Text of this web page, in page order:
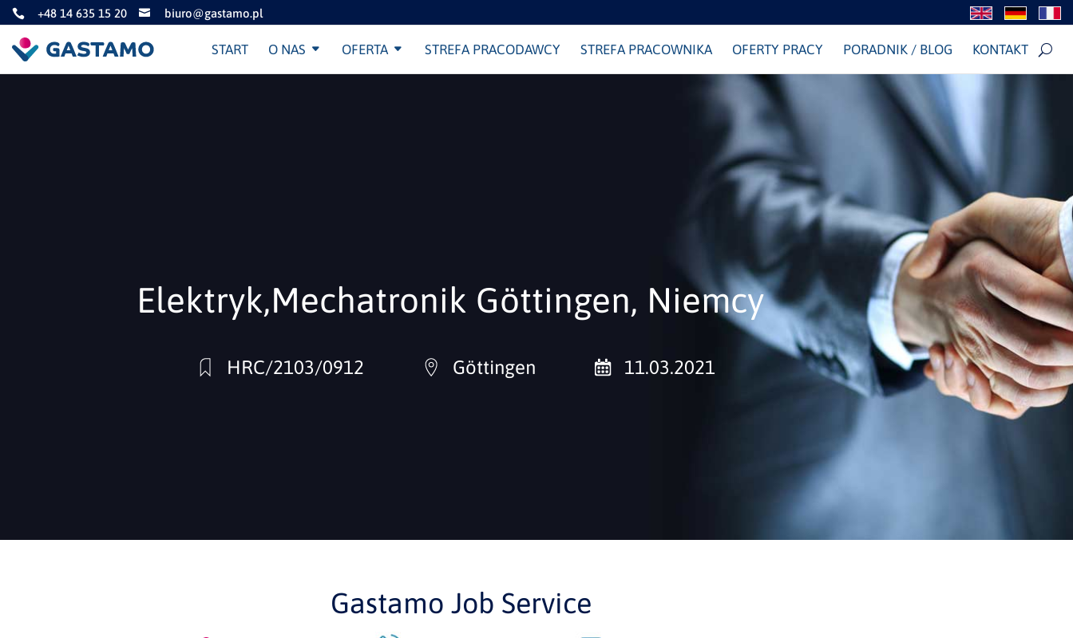
 +48 14 635 15 20  biuro@gastamo.pl
START O NAS OFERTA STREFA PRACODAWCY STREFA PRACOWNIKA OFERTY PRACY PORADNIK / BLOG KONTAKT
Elektryk,Mechatronik Göttingen, Niemcy
HRC/2103/0912 Göttingen 11.03.2021
Gastamo Job Service